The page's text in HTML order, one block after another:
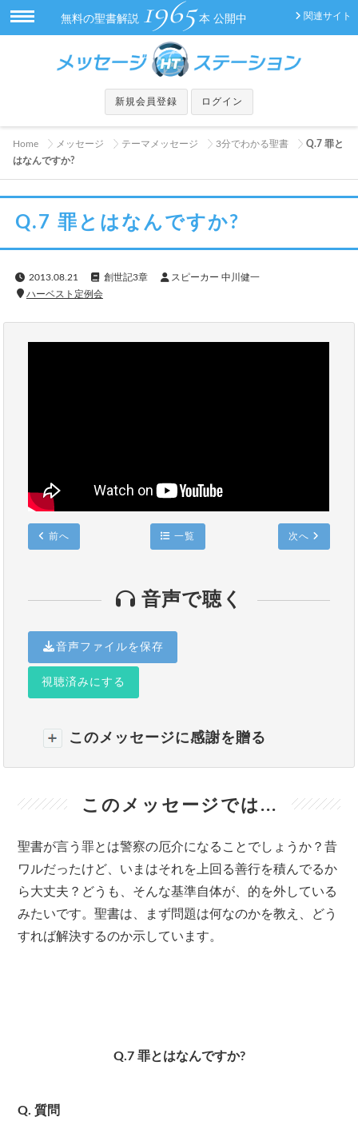
関連サイト
無料の聖書解説 1965 本 公開中
新規会員登録 ログイン
Home メッセージ テーマメッセージ 3分でわかる聖書
Q.7 罪と
はなんですか?
Q.7 罪とはなんですか?
2013.08.21 創世記3章
スピーカー 中川健一
ハーベスト定例会
前へ 一覧 次へ
音声で聴く
音声ファイルを保存
視聴済みにする
このメッセージに感謝を贈る
このメッセージでは...
聖書が言う罪とは警察の厄介になることでしょうか？昔
ワルだったけど、いまはそれを上回る善行を積んでるか
ら大丈夫？どうも、そんな基準自体が、的を外している
みたいです。聖書は、まず問題は何なのかを教え、どう
すれば解決するのか示しています。
Q.7 罪とはなんですか?
Q. 質問